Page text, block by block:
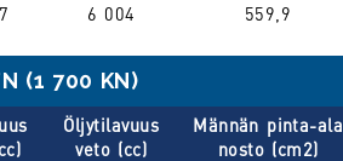
6 004 559,9
(1 700 KN)
Öljytilavuus
veto (cc)
Männän pinta-ala
nosto (cm2)